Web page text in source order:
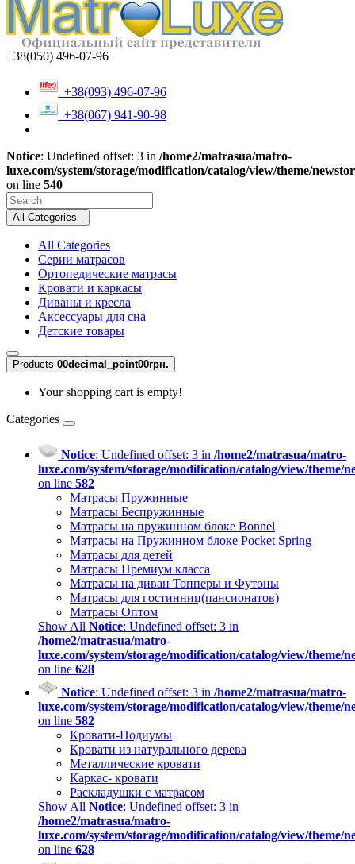
+38(050) 496-07-96
+38(093) 496-07-96
+38(067) 941-90-98
Notice: Undefined offset: 3 in /home2/matrasua/matro-
luxe.com/system/storage/modification/catalog/view/theme/
on line 540
All Categories
All Categories
Серии матрасов
Ортопедические матрасы
Кровати и каркасы
Диваны и кресла
Аксессуары для сна
Детские товары
Products 00decimal_point00грн.
Your shopping cart is empty!
Categories
Notice: Undefined offset: 3 in /home2/matrasua/matro-
luxe.com/system/storage/modification/catalog/view/theme/
on line 582
Матрасы Пружинные
Матрасы Беспружинные
Матрасы на пружинном блоке Bonnel
Матрасы на Пружинном блоке Pocket Spring
Матрасы для детей
Матрасы Премиум класса
Матрасы на диван Топперы и Футоны
Матрасы для гостинниц(пансионатов)
Матрасы Оптом
Show All Notice: Undefined offset: 3 in
/home2/matrasua/matro-
luxe.com/system/storage/modification/catalog/view/theme/
on line 628
Notice: Undefined offset: 3 in /home2/matrasua/matro-
luxe.com/system/storage/modification/catalog/view/theme/
on line 582
Кровати-Подиумы
Кровати из натурального дерева
Металлические кровати
Каркас- кровати
Раскладушки с матрасом
Show All Notice: Undefined offset: 3 in
/home2/matrasua/matro-
luxe.com/system/storage/modification/catalog/view/theme/
on line 628